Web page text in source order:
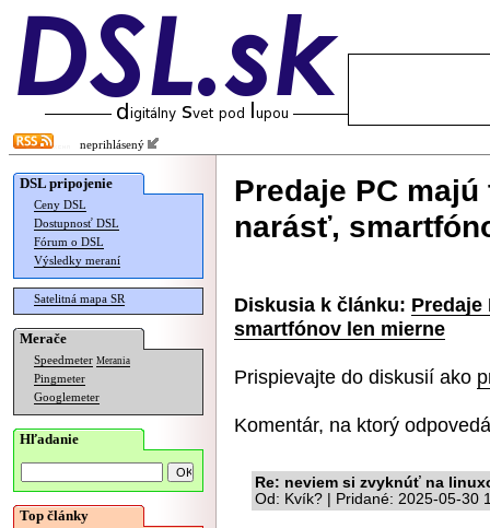
neprihlásený
DSL pripojenie
Ceny DSL
Dostupnosť DSL
Fórum o DSL
Výsledky meraní
Satelitná mapa SR
Merače
Speedmeter Merania
Pingmeter
Googlemeter
Hľadanie
Top články
Predaje PC
narásť,
Diskusia k článku:
smartfónov len mierne
Prispievajte do diskusií ako
Komentár, na ktorý
Re: neviem si zvyknúť na
Od: Kvík? | Pridané: 2025-05-30